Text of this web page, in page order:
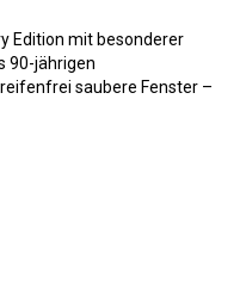
Edition mit besonderer
90-jährigen
saubere Fenster –